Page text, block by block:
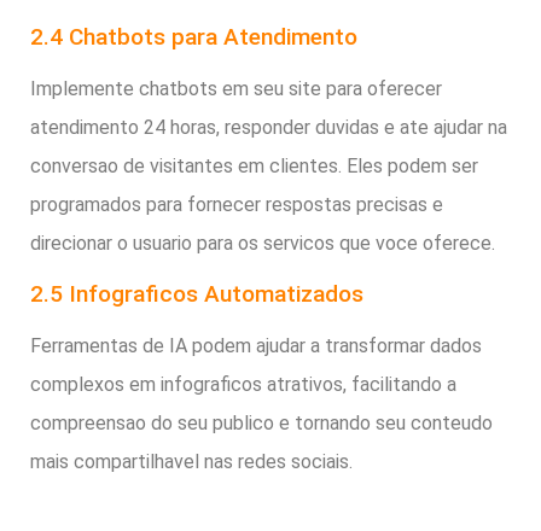
2.4 Chatbots para Atendimento
Implemente chatbots em seu site para oferecer
atendimento 24 horas, responder duvidas e ate ajudar na
conversao de visitantes em clientes. Eles podem ser
programados para fornecer respostas precisas e
direcionar o usuario para os servicos que voce oferece.
2.5 Infograficos Automatizados
Ferramentas de IA podem ajudar a transformar dados
complexos em infograficos atrativos, facilitando a
compreensao do seu publico e tornando seu conteudo
mais compartilhavel nas redes sociais.